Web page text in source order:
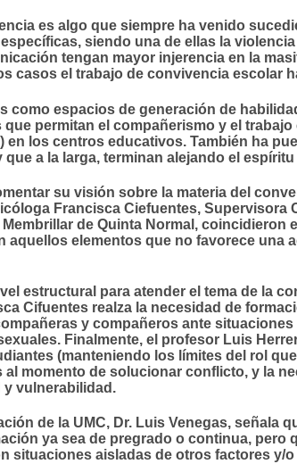
es algo que siempre ha venido
siendo una de ellas la
tengan mayor injerencia en la
casos el trabajo de convivencia escolar
espacios de generación de
permitan el compañerismo y el
los centros educativos. También ha
a la larga, terminan alejando el
su visión sobre la materia del
Francisca Ciefuentes,
de Quinta Normal,
elementos que no favorece
estructural para atender el tema de la
Cifuentes realza la necesidad de
y compañeros ante
Finalmente, el profesor Luis
(manteniendo los límites del rol
momento de solucionar conflicto, y la
y vulnerabilidad.
de la UMC, Dr. Luis Venegas, señala
ya sea de pregrado o continua, pero
situaciones aisladas de otros factores y/